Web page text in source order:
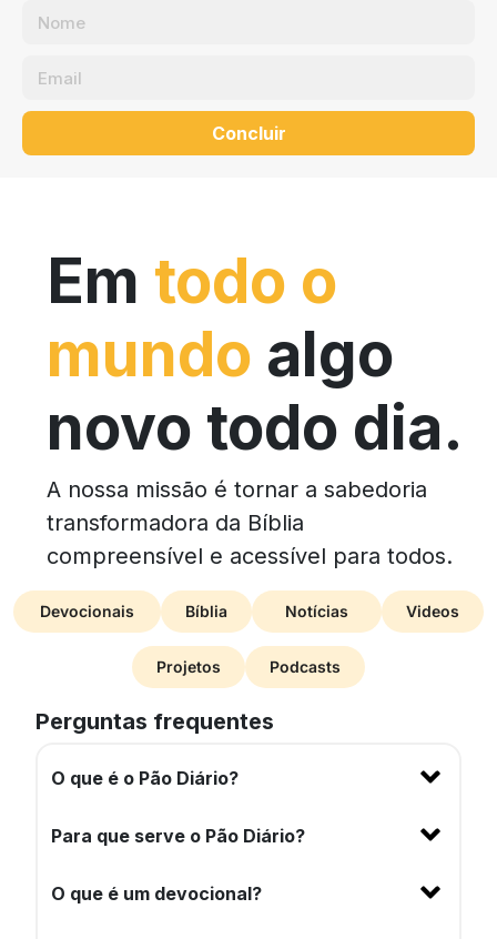
Concluir
Em todo o
mundo algo
novo todo dia.
A nossa missão é tornar a sabedoria
transformadora da Bíblia
compreensível e acessível para todos.
Devocionais Bíblia Notícias Videos
Projetos Podcasts
Perguntas frequentes
O que é o Pão Diário?
Para que serve o Pão Diário?
O que é um devocional?